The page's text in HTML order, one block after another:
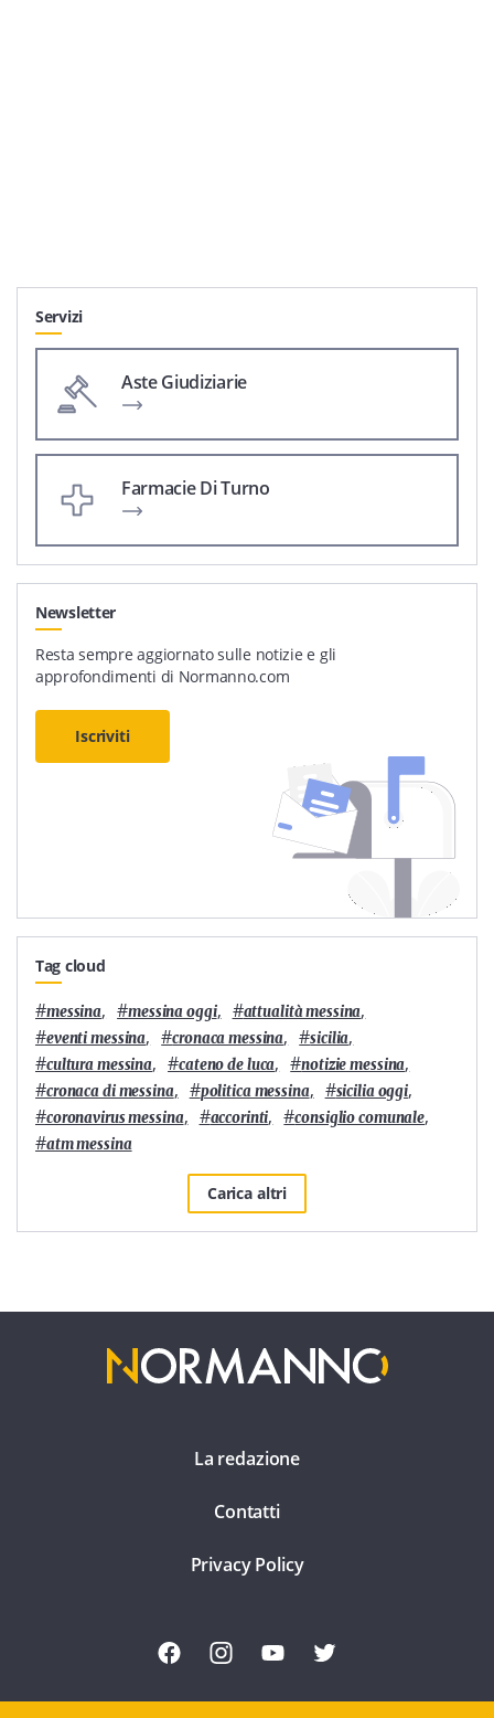
Servizi
Aste Giudiziarie
Farmacie Di Turno
Newsletter
Resta sempre aggiornato sulle notizie e gli
approfondimenti di Normanno.com
Iscriviti
Tag cloud
#messina, #messina oggi, #attualità messina,
#eventi messina, #cronaca messina, #sicilia,
#cultura messina, #cateno de luca, #notizie messina,
#cronaca di messina, #politica messina, #sicilia oggi,
#coronavirus messina, #accorinti, #consiglio comunale,
#atm messina
Carica altri
La redazione
Contatti
Privacy Policy